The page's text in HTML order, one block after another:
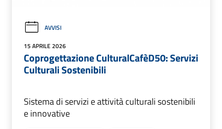
AVVISI
15 APRILE 2026
Coprogettazione CulturalCafèD50: Servizi
Culturali Sostenibili
Sistema di servizi e attività culturali sostenibili
e innovative